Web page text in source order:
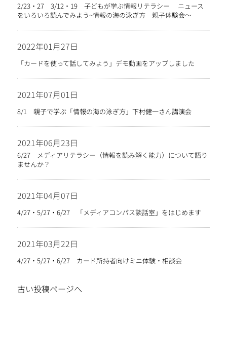
2/23・27 3/12・19 子どもが学ぶ情報リテラシー ニュース
をいろいろ読んでみよう~情報の海の泳ぎ方 親子体験会〜
2022年01月27日
「カードを使って話してみよう」デモ動画をアップしました
2021年07月01日
8/1 親子で学ぶ「情報の海の泳ぎ方」下村健一さん講演会
2021年06月23日
6/27 メディアリテラシー（情報を読み解く能力）について語り
ませんか？
2021年04月07日
4/27・5/27・6/27 「メディアコンパス談話室」をはじめます
2021年03月22日
4/27・5/27・6/27 カード所持者向けミニ体験・相談会
古い投稿ページへ